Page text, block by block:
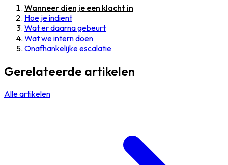
Wanneer dien je een klacht in
Hoe je indient
Wat er daarna gebeurt
Wat we intern doen
Onafhankelijke escalatie
Gerelateerde artikelen
Alle artikelen